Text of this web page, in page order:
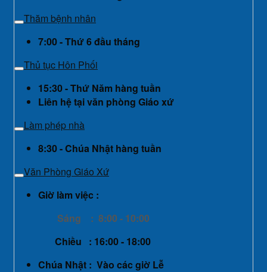
Thăm bệnh nhân
7:00 - Thứ 6 đầu tháng
Thủ tục Hôn Phối
15:30 - Thứ Năm hàng tuần
Liên hệ tại văn phòng Giáo xứ
Làm phép nhà
8:30 - Chúa Nhật hàng tuần
Văn Phòng Giáo Xứ
Giờ làm việc :
Sáng : 8:00 - 10:00
Chiều : 16:00 - 18:00
Chúa Nhật : Vào các giờ Lễ